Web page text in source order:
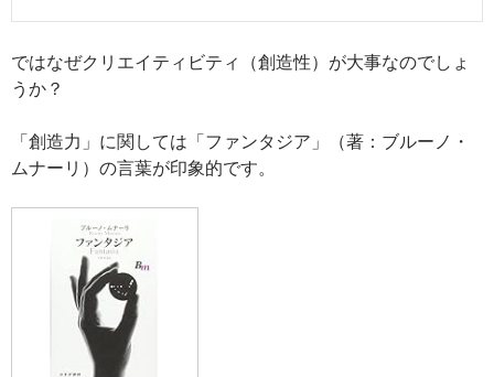
ではなぜクリエイティビティ（創造性）が大事なのでしょ
うか？
「創造力」に関しては「ファンタジア」（著：ブルーノ・
ムナーリ）の言葉が印象的です。